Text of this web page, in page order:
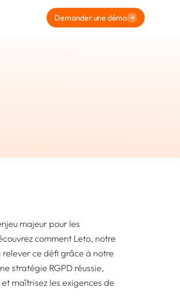
Demander une démo
majeur pour les
comment Leto, notre
ce défi grâce à notre
stratégie RGPD réussie,
maîtrisez les exigences de